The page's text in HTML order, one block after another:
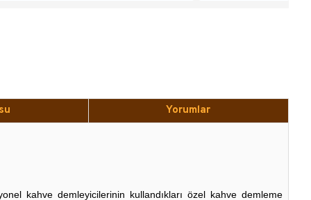
Yorumlar
kahve demleyicilerinin kullandıkları özel kahve demleme